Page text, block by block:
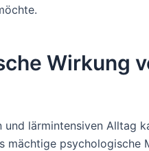
Wirkung
und lärmintensiven Alltag
mächtige